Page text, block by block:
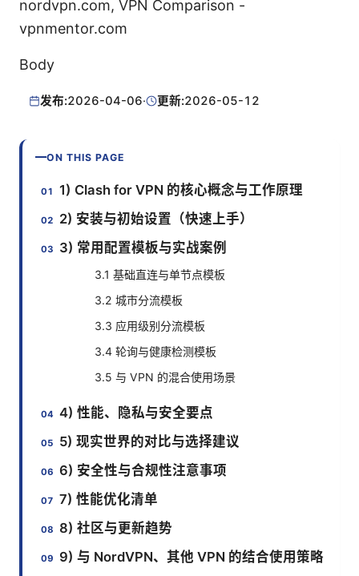
nordvpn.com, VPN Comparison -
vpnmentor.com
Body
发布:2026-04-06· 更新:2026-05-12
ON THIS PAGE
1) Clash for VPN 的核心概念与工作原理
2) 安装与初始设置（快速上手）
3) 常用配置模板与实战案例
3.1 基础直连与单节点模板
3.2 城市分流模板
3.3 应用级别分流模板
3.4 轮询与健康检测模板
3.5 与 VPN 的混合使用场景
4) 性能、隐私与安全要点
5) 现实世界的对比与选择建议
6) 安全性与合规性注意事项
7) 性能优化清单
8) 社区与更新趋势
9) 与 NordVPN、其他 VPN 的结合使用策略